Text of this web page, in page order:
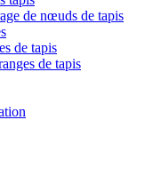
de nœuds de tapis
de tapis
de tapis